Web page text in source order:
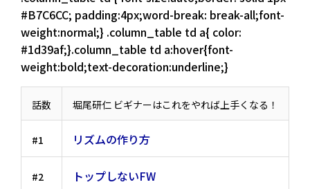
#B7C6CC; padding:4px;word-break: break-all;font-
weight:normal;} .column_table td a{ color:
#1d39af;}.column_table td a:hover{font-
weight:bold;text-decoration:underline;}
話数 堀尾研仁 ビギナーはこれをやれば上手くなる！
#1 リズムの作り方
#2 トップしないFW